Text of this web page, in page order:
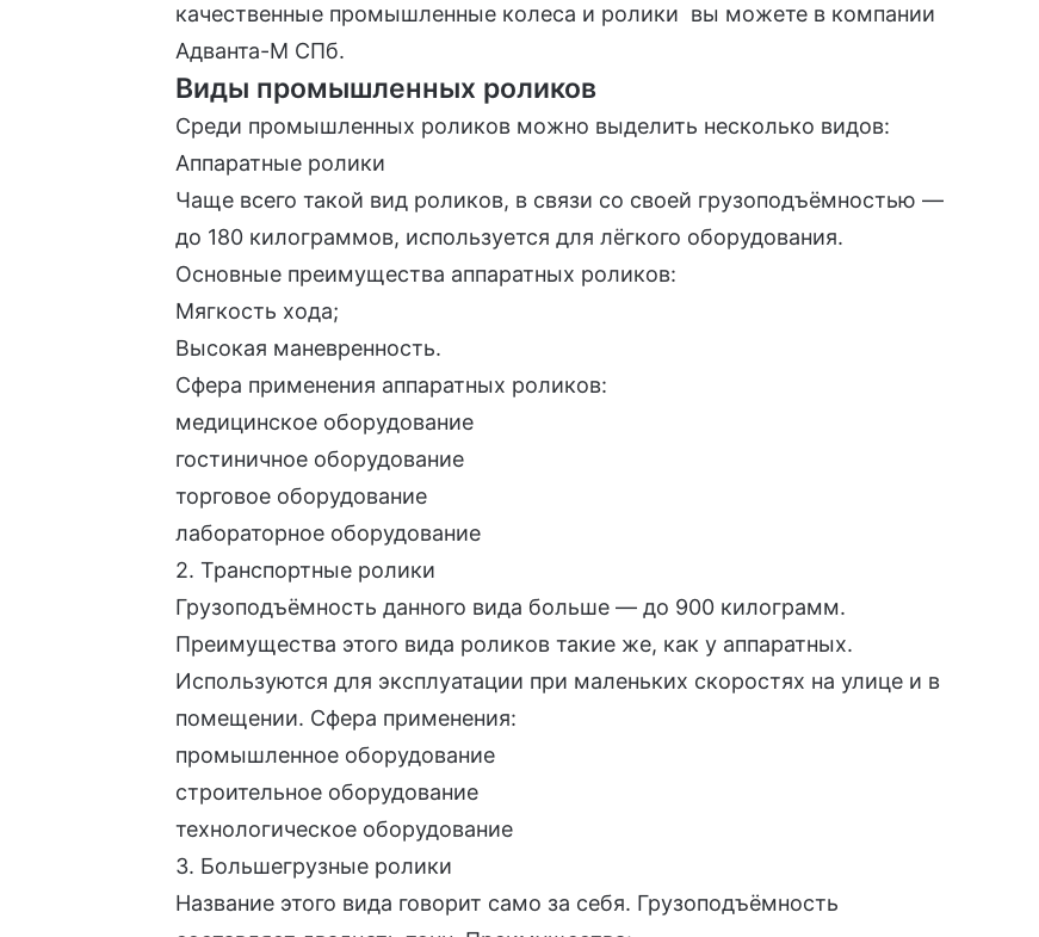
качественные промышленные колеса и ролики вы можете в компании
Адванта-М СПб.
Виды промышленных роликов
Среди промышленных роликов можно выделить несколько видов:
Аппаратные ролики
Чаще всего такой вид роликов, в связи со своей грузоподъёмностью —
до 180 килограммов, используется для лёгкого оборудования.
Основные преимущества аппаратных роликов:
Мягкость хода;
Высокая маневренность.
Сфера применения аппаратных роликов:
медицинское оборудование
гостиничное оборудование
торговое оборудование
лабораторное оборудование
2. Транспортные ролики
Грузоподъёмность данного вида больше — до 900 килограмм.
Преимущества этого вида роликов такие же, как у аппаратных.
Используются для эксплуатации при маленьких скоростях на улице и в
помещении. Сфера применения:
промышленное оборудование
строительное оборудование
технологическое оборудование
3. Большегрузные ролики
Название этого вида говорит само за себя. Грузоподъёмность